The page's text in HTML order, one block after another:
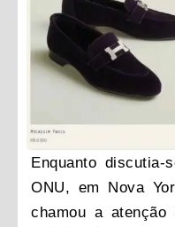
Enquanto
ONU, em Nova
chamou a